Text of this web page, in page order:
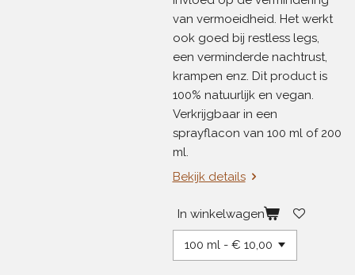
van vermoeidheid. Het werkt
ook goed bij restless legs,
een verminderde nachtrust,
krampen enz. Dit product is
100% natuurlijk en vegan.
Verkrijgbaar in een
sprayflacon van 100 ml of 200
ml.
Bekijk details
In winkelwagen